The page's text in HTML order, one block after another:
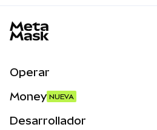
Operar
Money NUEVA
Desarrollador